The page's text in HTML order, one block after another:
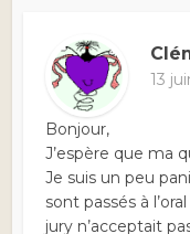
13
Bonjour,
J’espère que ma
Je suis un peu
sont passés à
jury n’acceptait